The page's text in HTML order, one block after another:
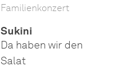
Familienkonzert
Sukini
Da haben wir den
Salat